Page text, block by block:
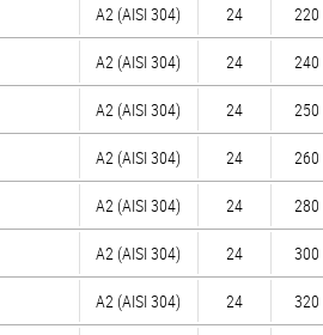
А2 (AISI 304) 24 220
А2 (AISI 304) 24 240
А2 (AISI 304) 24 250
А2 (AISI 304) 24 260
А2 (AISI 304) 24 280
А2 (AISI 304) 24 300
А2 (AISI 304) 24 320